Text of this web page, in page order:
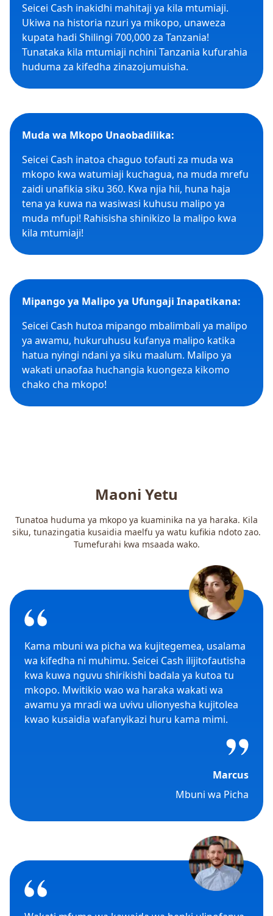
Seicei Cash inakidhi mahitaji ya kila mtumiaji.
Ukiwa na historia nzuri ya mikopo, unaweza
kupata hadi Shilingi 700,000 za Tanzania!
Tunataka kila mtumiaji nchini Tanzania kufurahia
huduma za kifedha zinazojumuisha.
Muda wa Mkopo Unaobadilika:
Seicei Cash inatoa chaguo tofauti za muda wa
mkopo kwa watumiaji kuchagua, na muda mrefu
zaidi unafikia siku 360. Kwa njia hii, huna haja
tena ya kuwa na wasiwasi kuhusu malipo ya
muda mfupi! Rahisisha shinikizo la malipo kwa
kila mtumiaji!
Mipango ya Malipo ya Ufungaji Inapatikana:
Seicei Cash hutoa mipango mbalimbali ya malipo
ya awamu, hukuruhusu kufanya malipo katika
hatua nyingi ndani ya siku maalum. Malipo ya
wakati unaofaa huchangia kuongeza kikomo
chako cha mkopo!
Maoni Yetu
Tunatoa huduma ya mkopo ya kuaminika na ya haraka. Kila
siku, tunazingatia kusaidia maelfu ya watu kufikia ndoto zao.
Tumefurahi kwa msaada wako.
Kama mbuni wa picha wa kujitegemea, usalama
wa kifedha ni muhimu. Seicei Cash ilijitofautisha
kwa kuwa nguvu shirikishi badala ya kutoa tu
mkopo. Mwitikio wao wa haraka wakati wa
awamu ya mradi wa uvivu ulionyesha kujitolea
kwao kusaidia wafanyikazi huru kama mimi.
Marcus
Mbuni wa Picha